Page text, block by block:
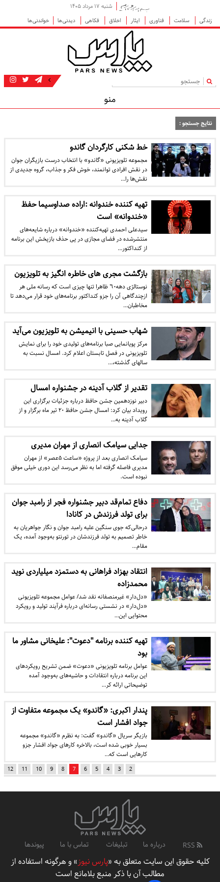
شنبه ۱۷ مرداد ۱۴۰۵
زندگی
سلامت فناوری ایثار اخلاق فکاهی دیدنی‌ها خواندنی‌ها
|
منو
نتایج جستجو :
خط شکنی کارگردان گاندو
مجموعه تلویزیونی «گاندو» با انتخاب درست بازیگران جوان
در نقش افرادی توانمند، خوش فکر و جذاب، گروه جدیدی از
نقش‌­ها را…
تهیه کننده خندوانه :اراده صداوسیما حفظ
«خندوانه» است
سیدعلی احمدی تهیه‌کننده «خندوانه» درباره شایعه‌های
منتشرشده در فضای مجازی در پی حذف بازپخش این برنامه
از کنداکتور…
بازگشت مجری های خاطره انگیز به تلویزیون
نوستالژی دهه٦٠ ظاهرا تنها چیزی است که رسانه ملی هر
ازچندگاهی آن را جزو کنداکتور برنامه‌های خود قرار می‌دهد تا
مخاطبان…
شهاب حسینی با انیمیشن به تلویزیون می‌آید
مرکز پویانمایی صبا برنامه‌های تولیدی خود را برای نمایش
تلویزیونی در فصل تابستان اعلام کرد. امسال نسبت به
سالهای گذشته،…
تقدیر از گلاب آدینه در جشنواره امسال
دبیر نوزدهمین جشن حافظ درباره جزئیات برگزاری این
رویداد بیان کرد: امسال جشن حافظ ۲۰ تیر ماه برگزار و از
گلاب آدینه به…
جدایی سیامک انصاری از مهران مدیری
سیامک انصاری بعد از پروژه «ساعت ۵عصر» از مهران
مدیری فاصله گرفته اما به نظر می‌رسد این دوری خیلی موفق
نبوده است.
دفاع تمام‌قد دبیر جشنواره فجر از رامبد جوان
برای تولد فرزندش در کانادا
درحالی‌که جوی سنگین علیه رامبد جوان و نگار جواهریان به
خاطر تصمیم به تولد فرزندشان در تورنتو به‌وجود آمده، یک
مقام…
انتقاد بهزاد فراهانی به دستمزد میلیاردی نوید
محمدزاده
«دل‌دار» غیرمنصفانه نقد شد/ عوامل مجموعه تلویزیونی
«دل‌دار» در نشستی رسانه‌ای درباره فرآیند تولید و رویکرد
محتوایی این…
تهیه کننده برنامه "دعوت": علیخانی مشاور ما
بود
عوامل برنامه تلویزیونی «دعوت» ضمن تشریح رویکردهای
این برنامه درباره انتقادات و حاشیه‌های به‌وجود آمده
توضیحاتی ارائه کر…
پندار اکبری: «گاندو» یک مجموعه متفاوت از
جواد افشار است
بازیگر سریال «گاندو» گفت: به نظرم «گاندو» مجموعه
بسیار خوبی شده است، بالاخره کار‌های جواد افشار جزو
کار‌هایی است که…
2
3
4
5
6
7
8
9
10
11
12
درباره ما تبلیغات تماس با ما پیوندها
کلیه حقوق این سایت متعلق به «پارس نیوز» و هرگونه استفاده از
مطالب آن با ذکر منبع بلامانع است